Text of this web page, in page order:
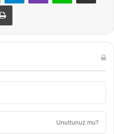
Yazdır
Unuttunuz mu?